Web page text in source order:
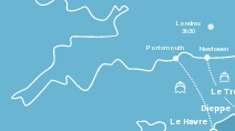
Le Havre
Dieppe
Le
Londres
3h30
Newhaven
Portsmouth